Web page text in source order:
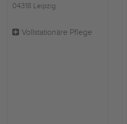
04318 Leipzig
Vollstationäre Pflege